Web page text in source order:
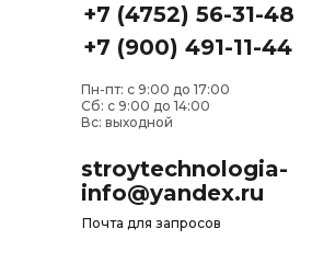
Пн-пт: с 9:00 до 17:00
Сб: с 9:00 до 14:00
Вс: выходной
+7 (4752) 56-31-48
Почта для запросов
stroytechnologia-
info@yandex.ru
+7 (900) 491-11-44